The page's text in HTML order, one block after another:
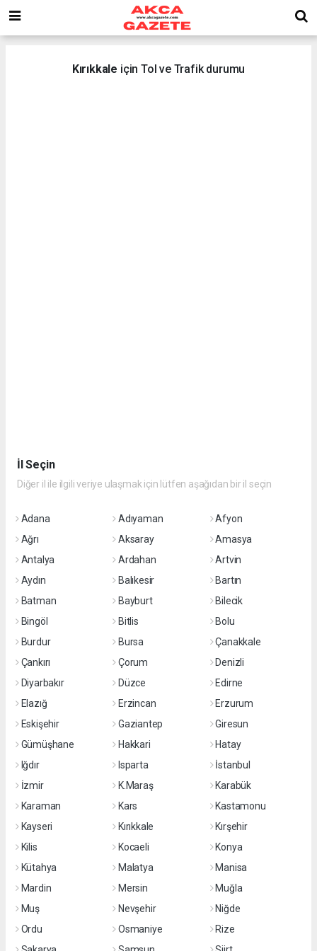
Kırıkkale için Tol ve Trafik durumu
İl Seçin
Diğer il ile ilgili veriye ulaşmak için lütfen aşağıdan bir il seçin
Adana Adıyaman
Afyon
Ağrı
Aksaray
Amasya
Antalya
Ardahan
Artvin
Aydın
Balıkesir
Bartın
Batman
Bayburt
Bilecik
Bingöl
Bitlis
Bolu
Burdur
Bursa
Çanakkale
Çankırı
Çorum
Denizli
Diyarbakır
Düzce
Edirne
Elazığ
Erzincan
Erzurum
Eskişehir
Gaziantep
Giresun
Gümüşhane
Hakkari
Hatay
Iğdır
Isparta
İstanbul
İzmir
K.Maraş
Karabük
Karaman
Kars
Kastamonu
Kayseri
Kırıkkale
Kırşehir
Kilis
Kocaeli
Konya
Kütahya
Malatya
Manisa
Mardin
Mersin
Muğla
Muş
Nevşehir
Niğde
Ordu
Osmaniye
Rize